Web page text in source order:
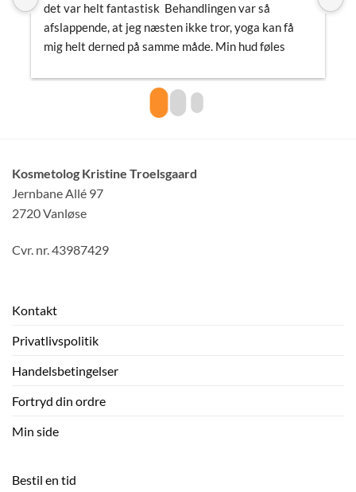
det var helt fantastisk  Behandlingen var så
afslappende, at jeg næsten ikke tror, yoga kan få
mig helt derned på samme måde. Min hud føles
opmærksomhed, den havde brug for.Kristine er
Kosmetolog Kristine Troelsgaard
Jernbane Allé 97
2720 Vanløse
Cvr. nr. 43987429
Kontakt
Privatlivspolitik
Handelsbetingelser
Fortryd din ordre
Min side
Bestil en tid